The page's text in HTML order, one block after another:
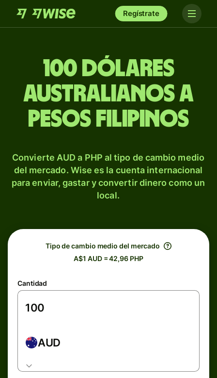
Regístrate
100 dólares
australianos a
pesos filipinos
Convierte AUD a PHP al tipo de cambio medio
del mercado. Wise es la cuenta internacional
para enviar, gastar y convertir dinero como un
local.
Tipo de cambio medio del mercado
A$1 AUD = 42,96 PHP
Cantidad
AUD